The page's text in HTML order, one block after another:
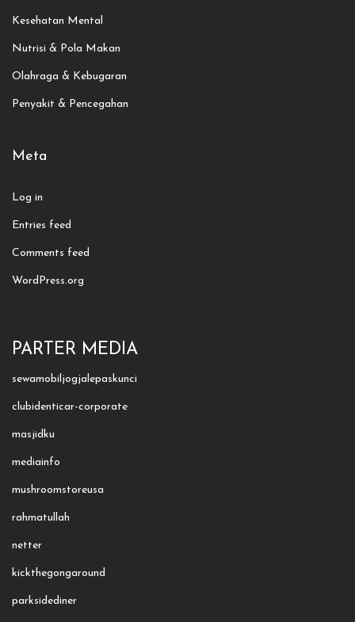
Kesehatan Mental
Nutrisi & Pola Makan
Olahraga & Kebugaran
Penyakit & Pencegahan
Meta
Log in
Entries feed
Comments feed
WordPress.org
PARTER MEDIA
sewamobiljogjalepaskunci
clubidenticar-corporate
masjidku
mediainfo
mushroomstoreusa
rahmatullah
netter
kickthegongaround
parksidediner